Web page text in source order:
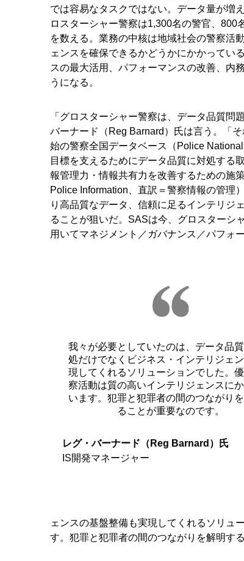
では容易なタスクではない。データ量が増
ロスターシャー警察は1,300名の警官、800
を数える。業務の中核は地域社会の警察活
ェンスを確保できるかどうかにかかってい
スの最大活用、パフォーマンスの改善、内
うになる。
「グロスターシャー警察は、データ品質問
バーナード（Reg Barnard）氏は言う。「
始の警察全国データベース（Police
目標を支えるためにデータ品質に対処する
報管理力・情報共有力を改善するための施
Police Information、直訳＝警察情報の管理
り高品質なデータ、信頼に足るインテリジ
ることが狙いだ。SASは今、グロスターシ
用いてマネジメント／ガバナンス／パフォ
我々が必要としていたのは、データ品
処だけでなくビジネス・インテリジェ
現してくれるソリューションでした。
察活動は質の高いインテリジェンスに
います。犯罪と犯罪者の間のつながり
ることが重要なのです。
レグ・バーナード（Reg Barnard）氏
IS開発マネージャー
ェンスの基盤整備も実現してくれるソリュ
す。犯罪と犯罪者の間のつながりを解明す